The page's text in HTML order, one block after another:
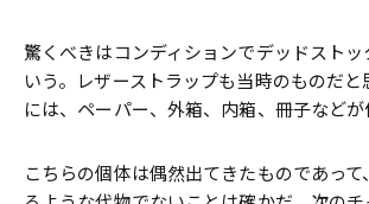
驚くべきはコンディションでデッドストッ
いう。レザーストラップも当時のものだ
には、ペーパー、外箱、内箱、冊子などが
こちらの個体は偶然出てきたものであって